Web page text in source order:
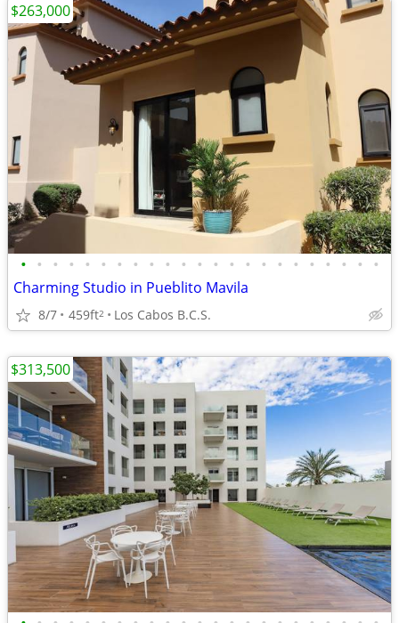
• • • • • • • • • • • • • • • • • • • • • • •
Charming Studio in Pueblito Mavila
8/7 459ft2 Los Cabos B.C.S.
$263,000
$313,500